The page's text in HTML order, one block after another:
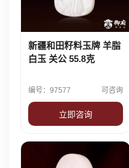
新疆和田籽料玉牌 羊脂
白玉 关公 55.8克
编号：97577 可咨询
立即咨询